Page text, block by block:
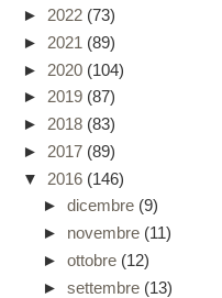
► 2022 (73)
► 2021 (89)
► 2020 (104)
► 2019 (87)
► 2018 (83)
► 2017 (89)
▼ 2016 (146)
► dicembre (9)
► novembre (11)
► ottobre (12)
► settembre (13)